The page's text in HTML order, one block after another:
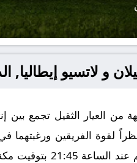
و لاتسيو إيطاليا,
العيار الثقيل تجمع بين
لقوة الفريقين
2025-11-09، في